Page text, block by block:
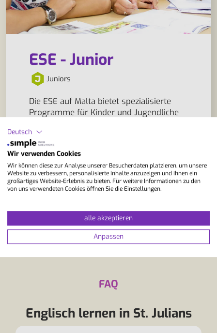
ESE - Junior
Juniors
Die ESE auf Malta bietet spezialisierte
Programme für Kinder und Jugendliche
Unterricht findet je nach Programm
entweder direkt im zentral gelegenen,
modernen Schulgebäude in St. Julians
oder im 4-Sterne-Resort Salini statt, das
über…
ZUR SCHULE
FAQ
Englisch lernen in St. Julians
Deutsch
Wir verwenden Cookies
Wir können diese zur Analyse unserer Besucherdaten platzieren, um unsere
Website zu verbessern, personalisierte Inhalte anzuzeigen und Ihnen ein
großartiges Website-Erlebnis zu bieten. Für weitere Informationen zu den
von uns verwendeten Cookies öffnen Sie die Einstellungen.
alle akzeptieren
Anpassen